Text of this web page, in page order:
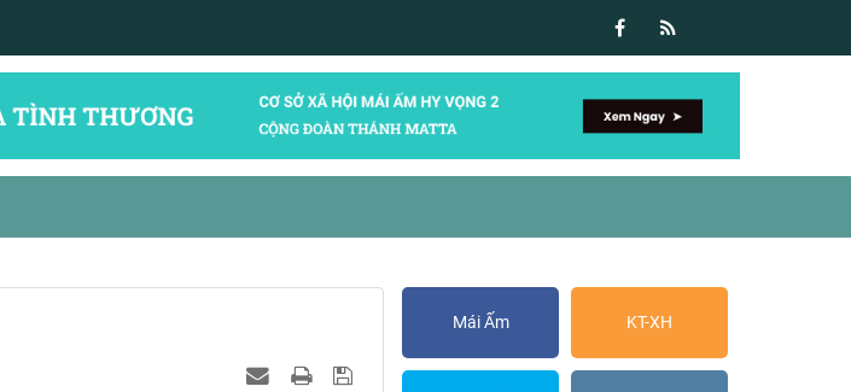
Mái Ấm KT-XH